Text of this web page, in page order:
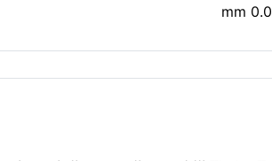
0.0 mm